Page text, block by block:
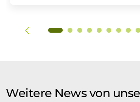
Weitere News von